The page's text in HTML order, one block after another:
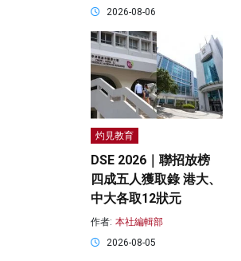
2026-08-06
灼見教育
DSE 2026｜聯招放榜
四成五人獲取錄 港大、
中大各取12狀元
作者: 本社編輯部
2026-08-05